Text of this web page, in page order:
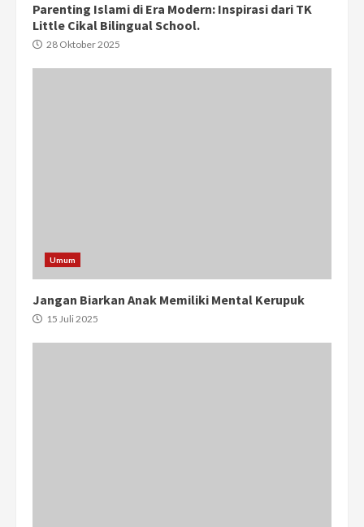
Parenting Islami di Era Modern: Inspirasi dari TK
Little Cikal Bilingual School.
28 Oktober 2025
Umum
Jangan Biarkan Anak Memiliki Mental Kerupuk
15 Juli 2025